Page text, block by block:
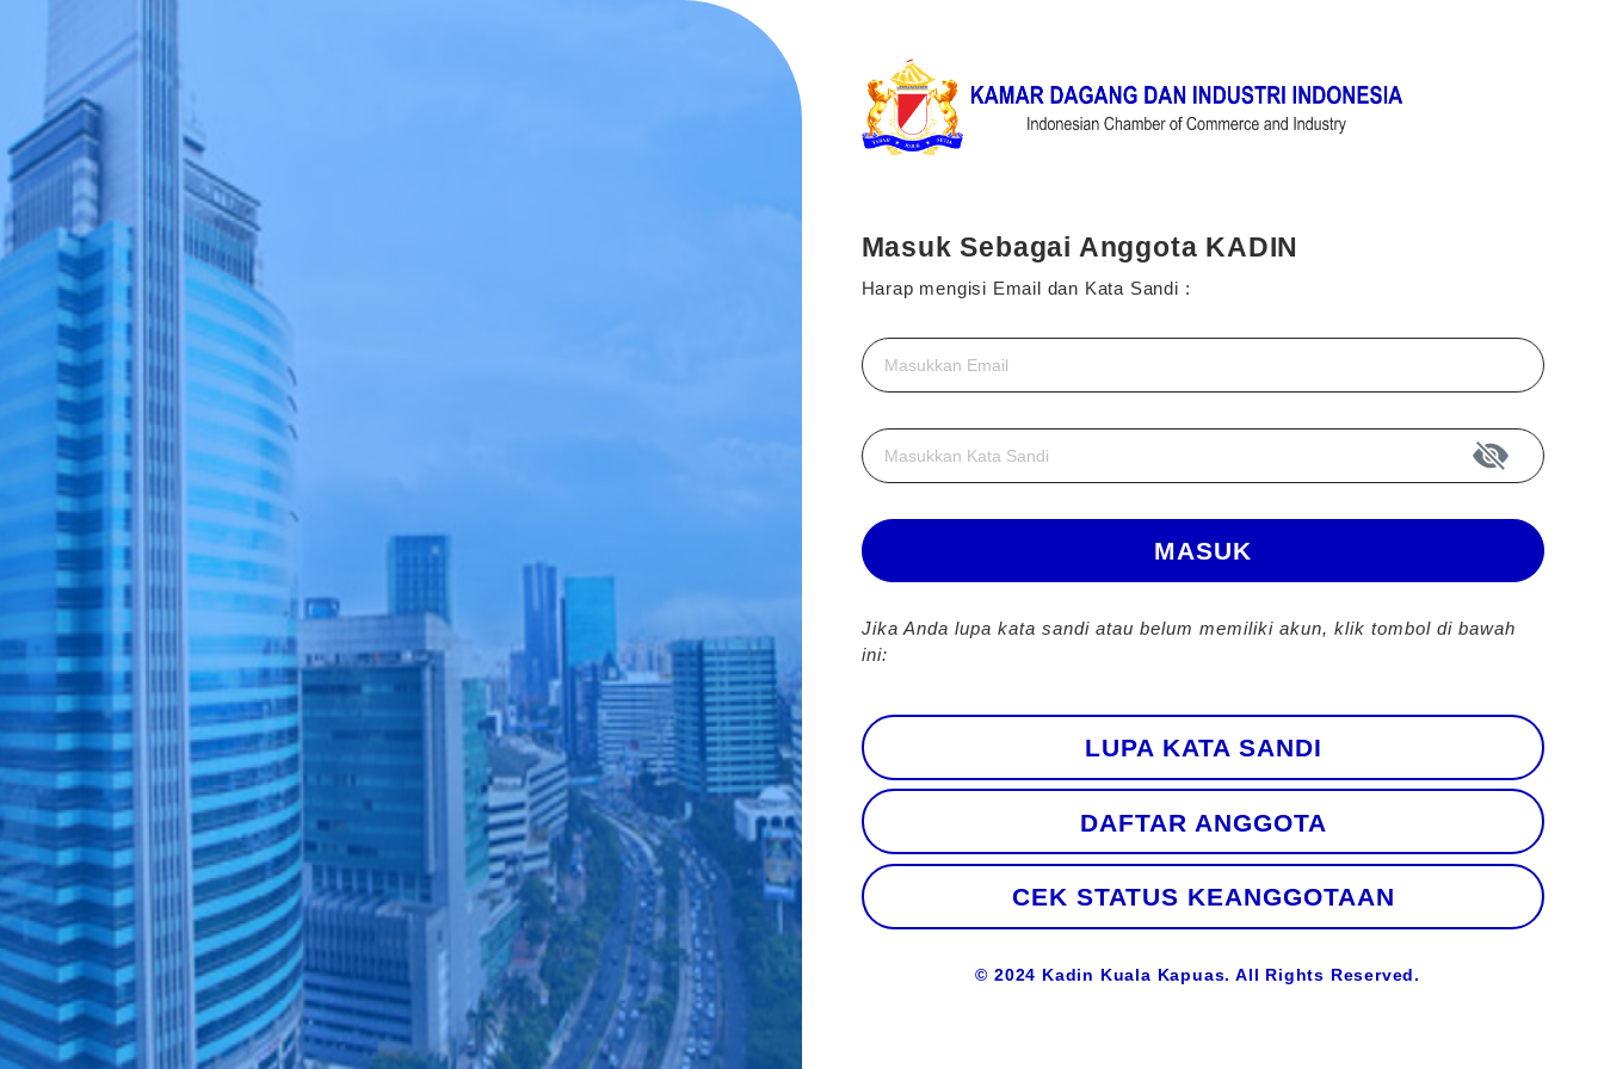
Masuk Sebagai Anggota KADIN
Harap mengisi Email dan Kata Sandi :
MASUK
Jika Anda lupa kata sandi atau belum memiliki akun, klik tombol di bawah
ini:
LUPA KATA SANDI
DAFTAR ANGGOTA
CEK STATUS KEANGGOTAAN
© 2024 Kadin Kuala Kapuas. All Rights Reserved.